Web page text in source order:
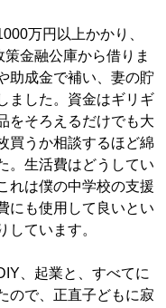
万円以上かかり、
金融公庫から借りま
助成金で補い、妻の貯
ました。資金はギリギ
をそろえるだけでも大
買うか相談するほど綿
。生活費はどうしてい
れは僕の中学校の支援
にも使用して良いとい
しています。
、起業と、すべてに
ので、正直子どもに寂